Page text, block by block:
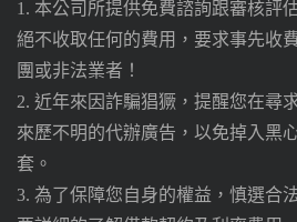
1. 本公司所提供免費諮詢跟審核評
絕不收取任何的費用，要求事先收
團或非法業者！
2. 近年來因詐騙猖獗，提醒您在尋
來歷不明的代辦廣告，以免掉入黑
套。
3. 為了保障您自身的權益，慎選合